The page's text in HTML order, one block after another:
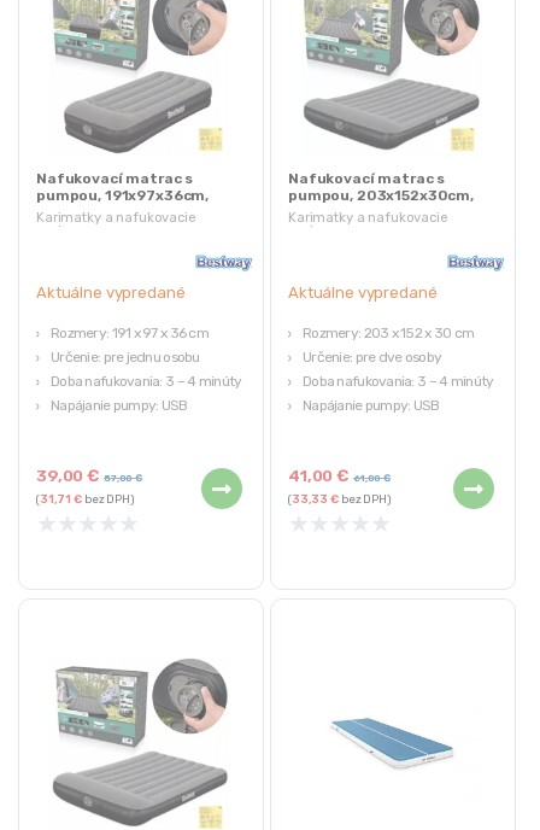
Karimatky a nafukovacie
matrace
Nafukovací matrac s
pumpou, 191x97x36cm,
čierny | Bestway
Aktuálne vypredané
Rozmery: 191 x 97 x 36 cm
Určenie: pre jednu osobu
Doba nafukovania: 3 – 4 minúty
Napájanie pumpy: USB
39,00€ 57,00€
(31,71€bez DPH)
★ ★ ★ ★ ★
Karimatky a nafukovacie
matrace
Nafukovací matrac s
pumpou, 203x152x30cm,
čierny | Bestway
Aktuálne vypredané
Rozmery: 203 x 152 x 30 cm
Určenie: pre dve osoby
Doba nafukovania: 3 – 4 minúty
Napájanie pumpy: USB
41,00€ 61,00€
(33,33€bez DPH)
★ ★ ★ ★ ★